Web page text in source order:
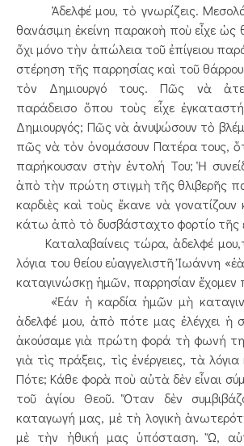
Ἀδελφέ μου, τὸ γνωρίζεις.
θανάσιμη ἐκείνη παρακοὴ ποὺ εἶχε ὡς
ὄχι μόνο τὴν ἀπώλεια τοῦ ἐπίγειου
στέρηση τῆς παρρησίας καὶ τοῦ
τὸν Δημιουργό τους. Πῶς νὰ
παράδεισο ὅπου τοὺς εἶχε
Δημιουργός; Πῶς νὰ ἀνυψώσουν τὸ
πῶς νὰ τὸν ὀνομάσουν Πατέρα τους,
παρήκουσαν στὴν ἐντολή Του; Ἡ
ἀπὸ τὴν πρώτη στιγμὴ τῆς θλιβερῆς
καρδιὲς καὶ τοὺς ἔκανε νὰ γονατίζουν
κάτω ἀπὸ τὸ δυσβάσταχτο φορτίο τῆς
Καταλαβαίνεις τώρα, ἀδελφέ
λόγια του θείου εὐαγγελιστῆ Ἰωάννη
καταγινώσκῃ ἡμῶν, παρρησίαν ἔχομεν
«Ἐάν ἡ καρδία ἡμῶν μὴ
ἀδελφέ μου, ἀπὸ πότε μας ἐλέγχει ἡ
ἀκούσαμε γιὰ πρώτη φορά τὴ φωνή
γιὰ τὶς πράξεις, τὶς ἐνέργειες, τὰ
Πότε; Κάθε φορὰ ποὺ αὐτὰ δὲν εἶναι
τοῦ ἁγίου Θεοῦ. Ὅταν δὲν
καταγωγή μας, μὲ τὴ λογικὴ
μὲ τὴν ἠθική μας ὑπόσταση. Ὤ,